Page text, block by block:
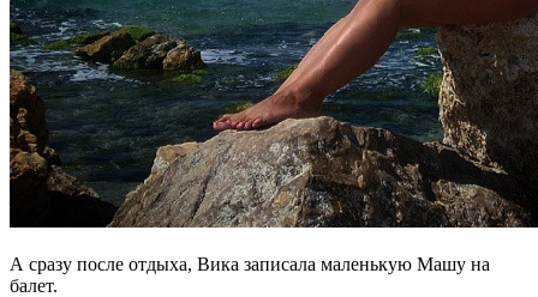
А сразу после отдыха, Вика записала маленькую Машу на
балет.